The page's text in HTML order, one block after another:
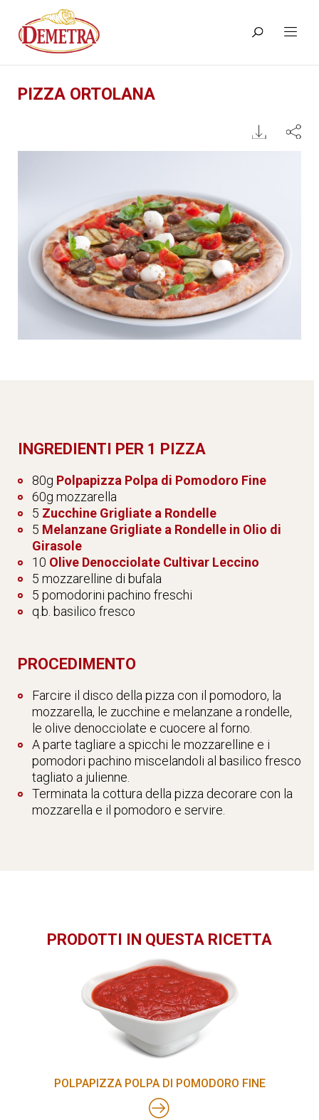
PIZZA ORTOLANA
INGREDIENTI PER 1 PIZZA
80g Polpapizza Polpa di Pomodoro Fine
60g mozzarella
5 Zucchine Grigliate a Rondelle
5 Melanzane Grigliate a Rondelle in Olio di
Girasole
10 Olive Denocciolate Cultivar Leccino
5 mozzarelline di bufala
5 pomodorini pachino freschi
q.b. basilico fresco
PROCEDIMENTO
Farcire il disco della pizza con il pomodoro, la
mozzarella, le zucchine e melanzane a rondelle,
le olive denocciolate e cuocere al forno.
A parte tagliare a spicchi le mozzarelline e i
pomodori pachino miscelandoli al basilico fresco
tagliato a julienne.
Terminata la cottura della pizza decorare con la
mozzarella e il pomodoro e servire.
PRODOTTI IN QUESTA RICETTA
POLPAPIZZA POLPA DI POMODORO FINE